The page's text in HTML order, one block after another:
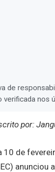
de
verificada nos
por:
10 de
anunciou